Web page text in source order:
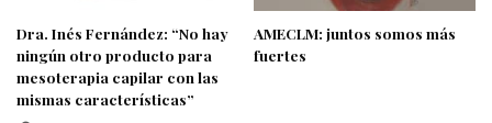
Dra. Inés Fernández: “No hay
ningún otro producto para
mesoterapia capilar con las
mismas características”
AMECLM: juntos somos más
fuertes